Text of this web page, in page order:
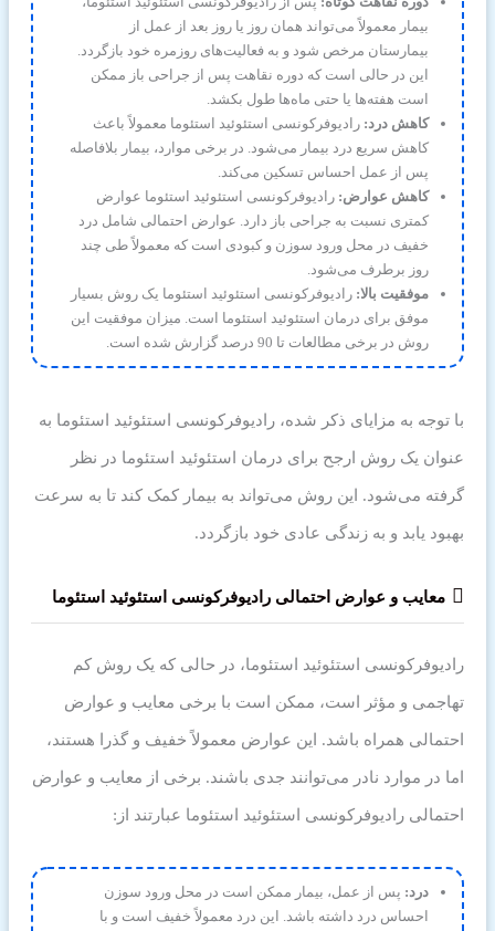
بیمار معمولاً می‌تواند همان روز یا روز بعد از عمل از
بیمارستان مرخص شود و به فعالیت‌های روزمره خود بازگردد.
این در حالی است که دوره نقاهت پس از جراحی باز ممکن
است هفته‌ها یا حتی ماه‌ها طول بکشد.
کاهش درد: رادیوفرکونسی استئوئید استئوما معمولاً باعث
کاهش سریع درد بیمار می‌شود. در برخی موارد، بیمار بلافاصله
پس از عمل احساس تسکین می‌کند.
کاهش عوارض: رادیوفرکونسی استئوئید استئوما عوارض
کمتری نسبت به جراحی باز دارد. عوارض احتمالی شامل درد
خفیف در محل ورود سوزن و کبودی است که معمولاً طی چند
روز برطرف می‌شود.
موفقیت بالا: رادیوفرکونسی استئوئید استئوما یک روش بسیار
موفق برای درمان استئوئید استئوما است. میزان موفقیت این
روش در برخی مطالعات تا 90 درصد گزارش شده است.
با توجه به مزایای ذکر شده، رادیوفرکونسی استئوئید استئوما به
عنوان یک روش ارجح برای درمان استئوئید استئوما در نظر
گرفته می‌شود. این روش می‌تواند به بیمار کمک کند تا به سرعت
بهبود یابد و به زندگی عادی خود بازگردد.
معایب و عوارض احتمالی رادیوفرکونسی استئوئید استئوما
رادیوفرکونسی استئوئید استئوما، در حالی که یک روش کم
تهاجمی و مؤثر است، ممکن است با برخی معایب و عوارض
احتمالی همراه باشد. این عوارض معمولاً خفیف و گذرا هستند،
اما در موارد نادر می‌توانند جدی باشند. برخی از معایب و عوارض
احتمالی رادیوفرکونسی استئوئید استئوما عبارتند از:
درد: پس از عمل، بیمار ممکن است در محل ورود سوزن
احساس درد داشته باشد. این درد معمولاً خفیف است و با